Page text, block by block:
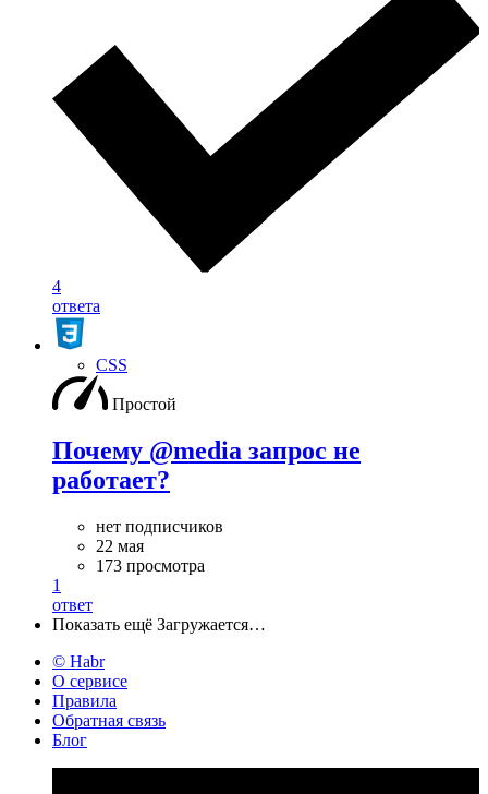
4
ответа
CSS
Простой
Почему @media запрос не
работает?
нет подписчиков
22 мая
173 просмотра
1
ответ
Показать ещё Загружается…
© Habr
О сервисе
Правила
Обратная связь
Блог